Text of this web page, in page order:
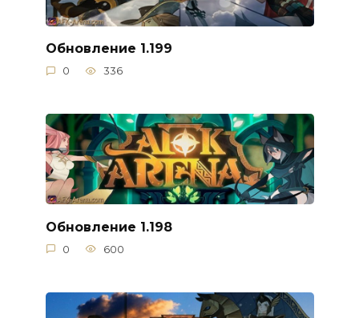
Обновление 1.199
0 336
Обновление 1.198
0 600